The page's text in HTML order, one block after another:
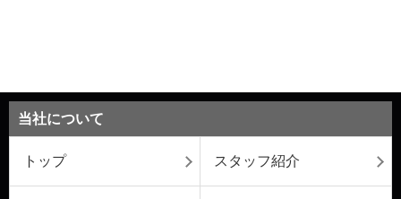
当社について
トップ スタッフ紹介